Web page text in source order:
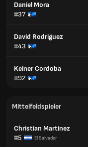
Daniel Mora
#37
David Rodriguez
#43
Keiner Cordoba
#92
Mittelfeldspieler
Christian Martinez
#5
El Salvador